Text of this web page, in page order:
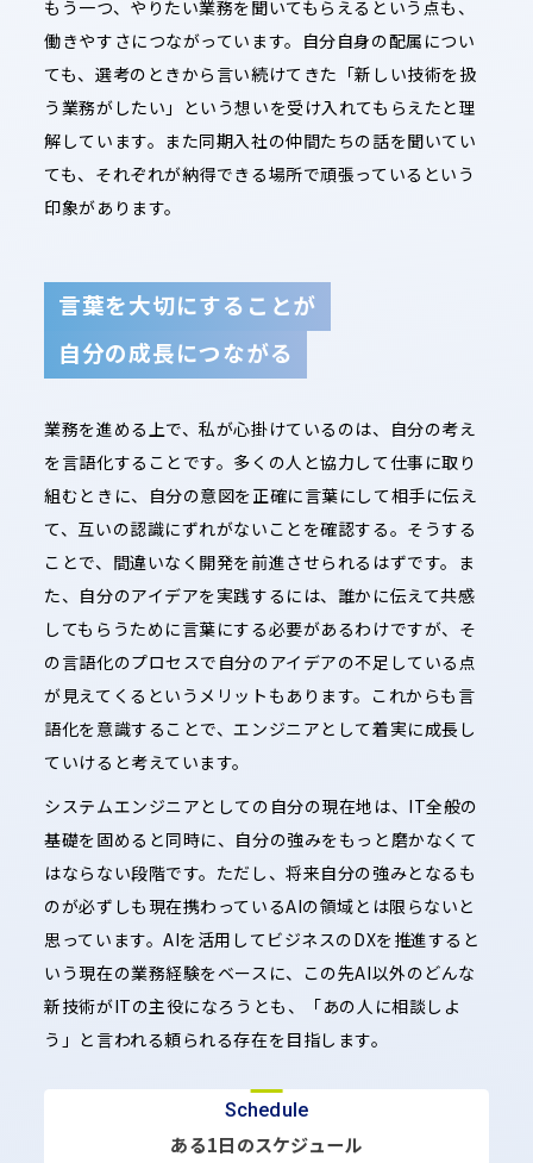
もう一つ、やりたい業務を聞いてもらえるという点も、
働きやすさにつながっています。自分自身の配属につい
ても、選考のときから言い続けてきた「新しい技術を扱
う業務がしたい」という想いを受け入れてもらえたと理
解しています。また同期入社の仲間たちの話を聞いてい
ても、それぞれが納得できる場所で頑張っているという
印象があります。
言葉を大切にすることが
自分の成長につながる
業務を進める上で、私が心掛けているのは、自分の考え
を言語化することです。多くの人と協力して仕事に取り
組むときに、自分の意図を正確に言葉にして相手に伝え
て、互いの認識にずれがないことを確認する。そうする
ことで、間違いなく開発を前進させられるはずです。ま
た、自分のアイデアを実践するには、誰かに伝えて共感
してもらうために言葉にする必要があるわけですが、そ
の言語化のプロセスで自分のアイデアの不足している点
が見えてくるというメリットもあります。これからも言
語化を意識することで、エンジニアとして着実に成長し
ていけると考えています。
システムエンジニアとしての自分の現在地は、IT全般の
基礎を固めると同時に、自分の強みをもっと磨かなくて
はならない段階です。ただし、将来自分の強みとなるも
のが必ずしも現在携わっているAIの領域とは限らないと
思っています。AIを活用してビジネスのDXを推進すると
いう現在の業務経験をベースに、この先AI以外のどんな
新技術がITの主役になろうとも、「あの人に相談しよ
う」と言われる頼られる存在を目指します。
Schedule
ある1日のスケジュール